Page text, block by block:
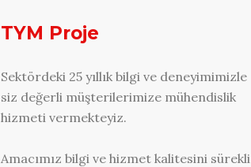
TYM Proje
Sektördeki 25 yıllık bilgi ve deneyimimizle
siz değerli müşterilerimize mühendislik
hizmeti vermekteyiz.
Amacımız bilgi ve hizmet kalitesini sürekli